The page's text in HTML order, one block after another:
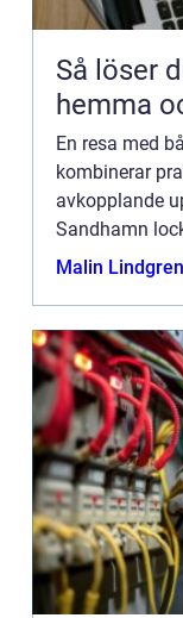
Så löser
hemma
En resa med
kombinerar
avkopplande
Sandhamn
sandstränder,
Malin Lindgren